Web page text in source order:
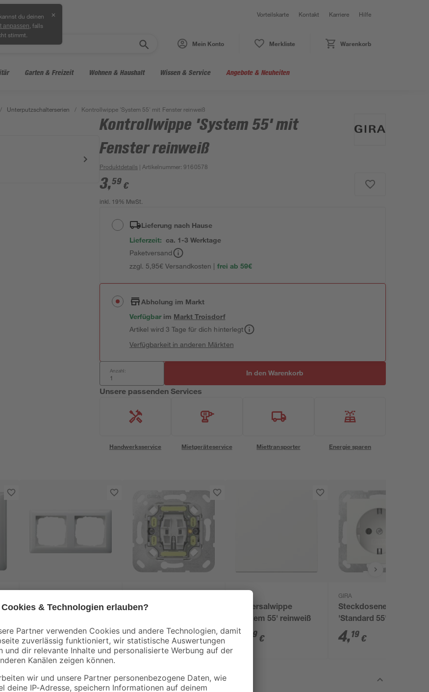
du deinen
anpassen , falls
stimmt.
✕ Vorteilskarte Kontakt Karriere Hilfe
Mein Konto Merkliste Warenkorb
Garten & Freizeit Wohnen & Haushalt Wissen & Service Angebote & Neuheiten
/ Unterputzschalterserien / Kontrollwippe 'System 55' mit Fenster reinweiß
Kontrollwippe 'System 55' mit
Fenster reinweiß
Produktdetails | Artikelnummer:9160578
3,59 €
inkl. 19% MwSt.
Lieferung nach Hause
Lieferzeit: ca. 1-3 Werktage
Paketversand
zzgl. 5,95€ Versandkosten | frei ab 59€
Abholung im Markt
Verfügbar im MarktTroisdorf
Artikel wird 3 Tage für dich hinterlegt
Verfügbarkeit in anderen Märkten
Anzahl: In den Warenkorb
Unsere passenden Services
Handwerksservice Mietgeräteservice Miettransporter Energie sparen
Abdeckrahmen 2-fach
glänzend
3,29€
Kontrollwechselschaltereinsatz
15,79€
Universalwippe
'System 55' reinweiß
2 69 €
GIRA
Steckdoseneinsatz
'Standard 55' reinweiß
glänzend 7 x 7 cm
4,19 €